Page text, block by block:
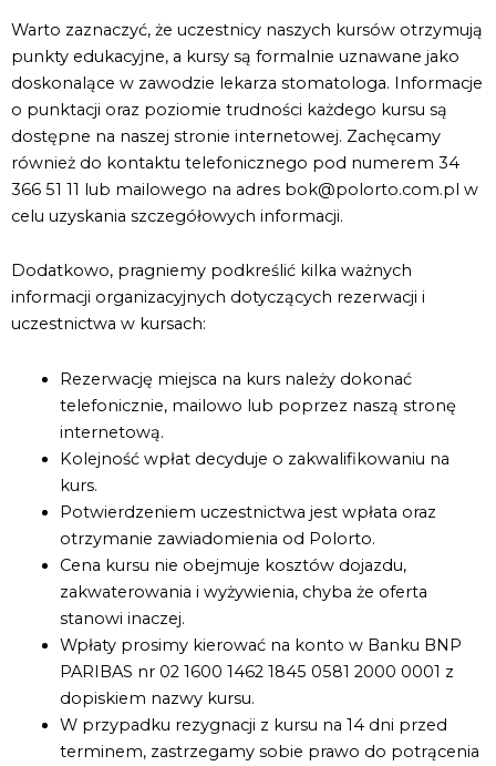
Warto zaznaczyć, że uczestnicy naszych kursów otrzymują
punkty edukacyjne, a kursy są formalnie uznawane jako
doskonalące w zawodzie lekarza stomatologa. Informacje
o punktacji oraz poziomie trudności każdego kursu są
dostępne na naszej stronie internetowej. Zachęcamy
również do kontaktu telefonicznego pod numerem 34
366 51 11 lub mailowego na adres bok@polorto.com.pl w
celu uzyskania szczegółowych informacji.
Dodatkowo, pragniemy podkreślić kilka ważnych
informacji organizacyjnych dotyczących rezerwacji i
uczestnictwa w kursach:
Rezerwację miejsca na kurs należy dokonać
telefonicznie, mailowo lub poprzez naszą stronę
internetową.
Kolejność wpłat decyduje o zakwalifikowaniu na
kurs.
Potwierdzeniem uczestnictwa jest wpłata oraz
otrzymanie zawiadomienia od Polorto.
Cena kursu nie obejmuje kosztów dojazdu,
zakwaterowania i wyżywienia, chyba że oferta
stanowi inaczej.
Wpłaty prosimy kierować na konto w Banku BNP
PARIBAS nr 02 1600 1462 1845 0581 2000 0001 z
dopiskiem nazwy kursu.
W przypadku rezygnacji z kursu na 14 dni przed
terminem, zastrzegamy sobie prawo do potrącenia